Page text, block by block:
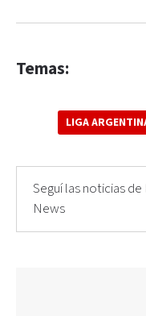
Temas:
LIGA
Seguí las noticias
News